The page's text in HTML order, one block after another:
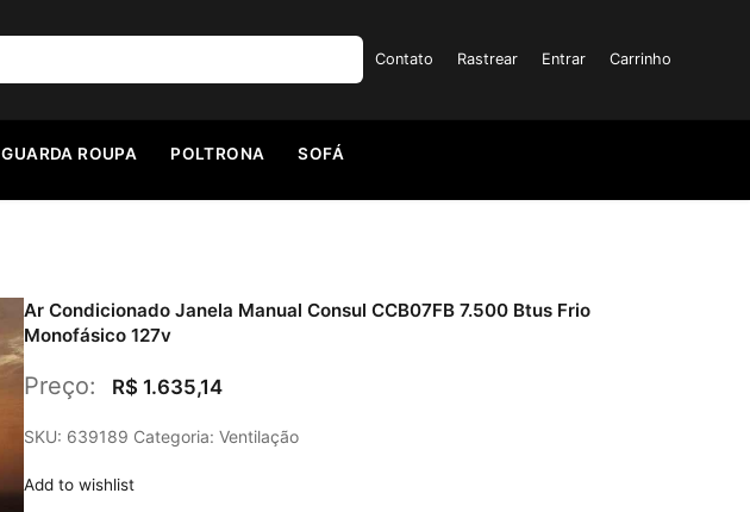
Contato Rastrear Entrar Carrinho
GUARDA ROUPA POLTRONA SOFÁ
Ar Condicionado Janela Manual Consul CCB07FB 7.500 Btus Frio
Monofásico 127v
Preço: R$ 1.635,14
SKU: 639189 Categoria: Ventilação
Add to wishlist